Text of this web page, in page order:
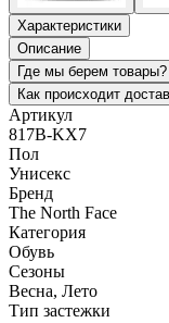
Характеристики
Описание
Где мы берем товары?
Как происходит
Артикул
817B-KX7
Пол
Унисекс
Бренд
The North Face
Категория
Обувь
Сезоны
Весна, Лето
Тип застежки